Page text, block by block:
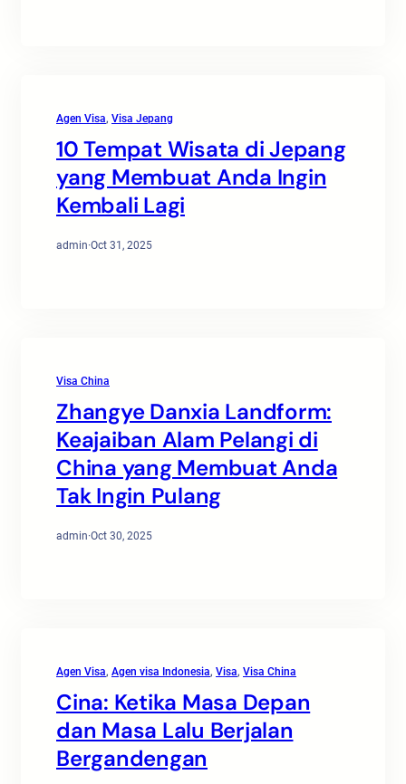
Agen Visa, Visa Jepang
10 Tempat Wisata di Jepang
yang Membuat Anda Ingin
Kembali Lagi
admin·Oct 31, 2025
Visa China
Zhangye Danxia Landform:
Keajaiban Alam Pelangi di
China yang Membuat Anda
Tak Ingin Pulang
admin·Oct 30, 2025
Agen Visa, Agen visa Indonesia, Visa, Visa China
Cina: Ketika Masa Depan
dan Masa Lalu Berjalan
Bergandengan